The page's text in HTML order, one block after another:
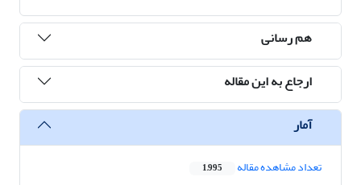
هم رسانی
ارجاع به این مقاله
آمار
تعداد مشاهده مقاله 1,995